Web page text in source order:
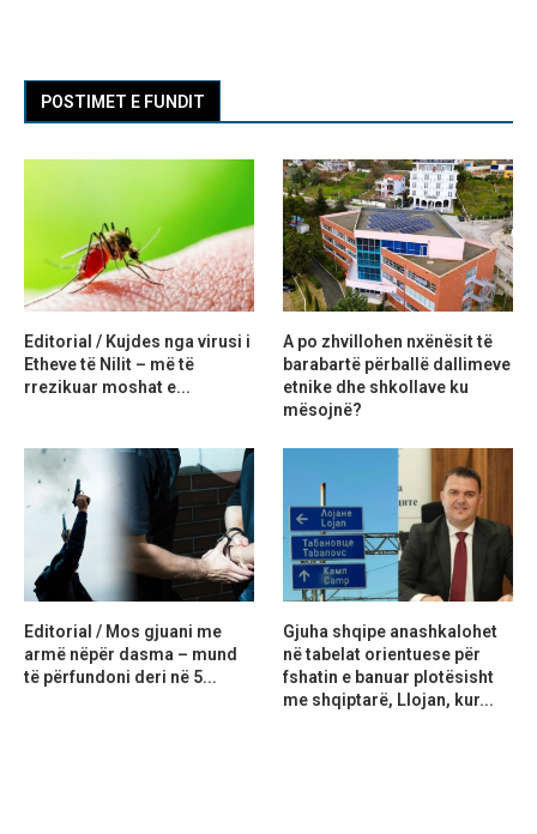
POSTIMET E FUNDIT
Editorial / Kujdes nga virusi i
Etheve të Nilit – më të
rrezikuar moshat e...
A po zhvillohen nxënësit të
barabartë përballë dallimeve
etnike dhe shkollave ku
mësojnë?
Editorial / Mos gjuani me
armë nëpër dasma – mund
të përfundoni deri në 5...
Gjuha shqipe anashkalohet
në tabelat orientuese për
fshatin e banuar plotësisht
me shqiptarë, Llojan, kur...